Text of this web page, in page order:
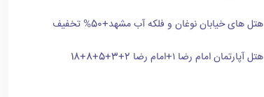
هتل های خیابان نوغان و فلکه آب مشهد+50% تخفیف
هتل آپارتمان امام رضا ۱+امام رضا 2+3+5+8+18